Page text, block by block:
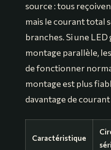
source : tous
mais le courant total
branches. Si une
montage parallèle,
de fonctionner
montage est plus
davantage de
Caractéristique